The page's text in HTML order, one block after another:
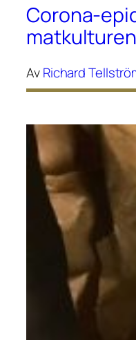
Corona-
matkulturen
AvRichard